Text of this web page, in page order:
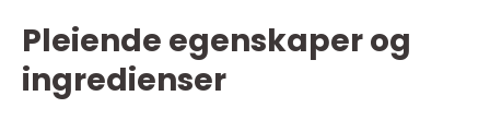
Pleiende egenskaper og
ingredienser